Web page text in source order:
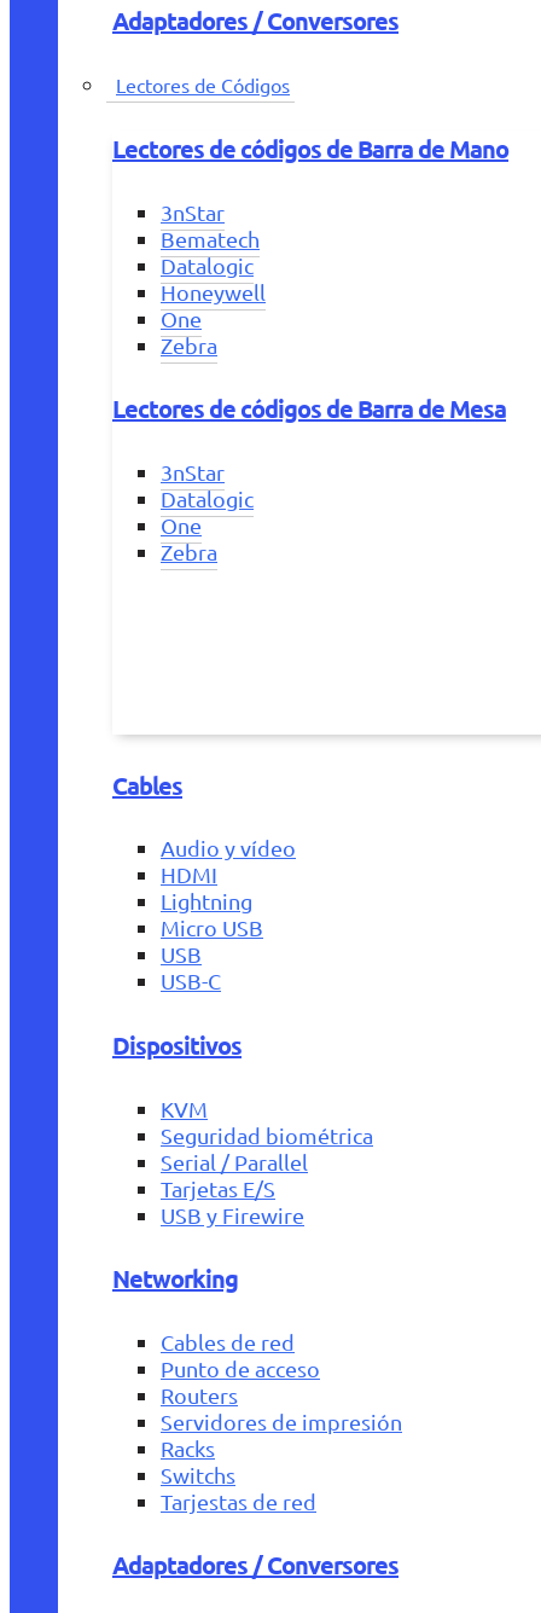
Adaptadores / Conversores
Lectores de Códigos
Lectores de códigos de Barra de Mano
3nStar
Bematech
Datalogic
Honeywell
One
Zebra
Lectores de códigos de Barra de Mesa
3nStar
Datalogic
One
Zebra
Cables
Audio y vídeo
HDMI
Lightning
Micro USB
USB
USB-C
Dispositivos
KVM
Seguridad biométrica
Serial / Parallel
Tarjetas E/S
USB y Firewire
Networking
Cables de red
Punto de acceso
Routers
Servidores de impresión
Racks
Switchs
Tarjestas de red
Adaptadores / Conversores